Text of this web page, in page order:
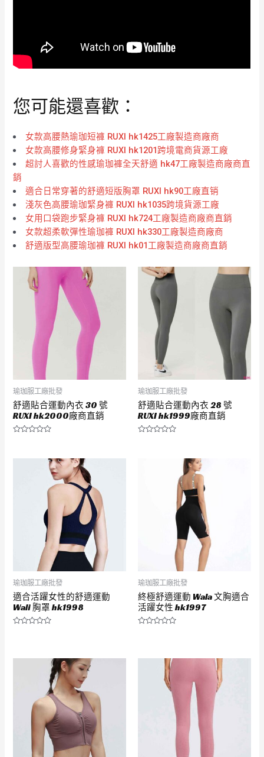
您可能還喜歡：
女款高腰熱瑜珈短褲 RUXI hk1425工廠製造商廠商
女款高腰修身緊身褲 RUXI hk1201跨境電商貨源工廠
超討人喜歡的性感瑜珈褲全天舒適 hk47工廠製造商廠商直
銷
適合日常穿著的舒適短版胸罩 RUXI hk90工廠直销
淺灰色高腰瑜珈緊身褲 RUXI hk1035跨境貨源工廠
女用口袋跑步緊身褲 RUXI hk724工廠製造商廠商直銷
女款超柔軟彈性瑜珈褲 RUXI hk330工廠製造商廠商
舒適版型高腰瑜珈褲 RUXI hk01工廠製造商廠商直銷
瑜珈服工廠批發
舒適貼合運動內衣 30 號
RUXI hk2000廠商直銷
滿
瑜珈服工廠批發
舒適貼合運動內衣 28 號
RUXI hk1999廠商直銷
瑜珈服工廠批發
適合活躍女性的舒適運動
Wali 胸罩 hk1998
分
瑜珈服工廠批發
終極舒適運動 Wala 文胸適合
活躍女性 hk1997
分